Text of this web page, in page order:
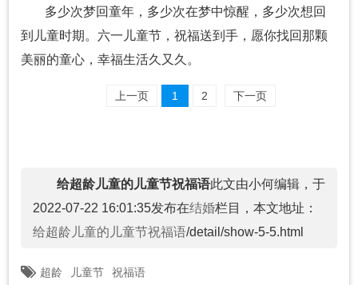
多少次梦回童年，多少次在梦中惊醒，多少次想回
到儿童时期。六一儿童节，祝福送到手，愿你找回那颗
美丽的童心，幸福生活久又久。
上一页 1 2 下一页
给超龄儿童的儿童节祝福语此文由小何编辑，于
2022-07-22 16:01:35发布在结婚栏目，本文地址：
给超龄儿童的儿童节祝福语/detail/show-5-5.html
超龄 儿童节 祝福语